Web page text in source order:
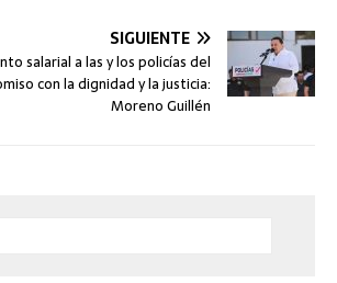
SIGUIENTE
salarial a las y los policías del
con la dignidad y la justicia:
Moreno Guillén